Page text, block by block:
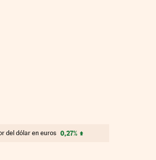
del dólar en euros 0,27%